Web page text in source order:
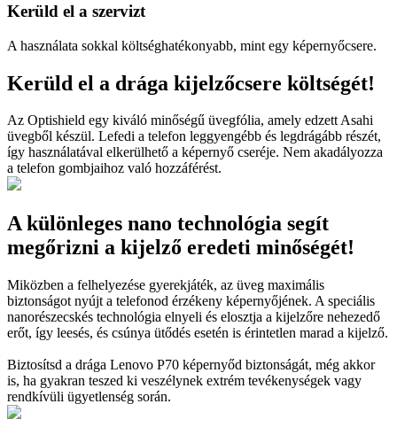
Kerüld el a szervizt
A használata sokkal költséghatékonyabb, mint egy képernyőcsere.
Kerüld el a drága kijelzőcsere költségét!
Az Optishield egy kiváló minőségű üvegfólia, amely edzett Asahi
üvegből készül. Lefedi a telefon leggyengébb és legdrágább részét,
így használatával elkerülhető a képernyő cseréje. Nem akadályozza
a telefon gombjaihoz való hozzáférést.
A különleges nano technológia segít
megőrizni a kijelző eredeti minőségét!
Miközben a felhelyezése gyerekjáték, az üveg maximális
biztonságot nyújt a telefonod érzékeny képernyőjének. A speciális
nanorészecskés technológia elnyeli és elosztja a kijelzőre nehezedő
erőt, így leesés, és csúnya ütődés esetén is érintetlen marad a kijelző.
Biztosítsd a drága Lenovo P70 képernyőd biztonságát, még akkor
is, ha gyakran teszed ki veszélynek extrém tevékenységek vagy
rendkívüli ügyetlenség során.